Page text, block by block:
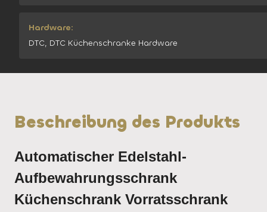
Hardware:
DTC, DTC Küchenschranke Hardware
Beschreibung des Produkts
Automatischer Edelstahl-
Aufbewahrungsschrank
Küchenschrank Vorratsschrank